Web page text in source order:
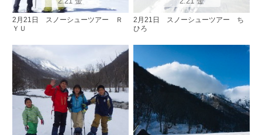
2月21日 スノーシューツアー Ｒ
ＹＵ
2月21日 スノーシューツアー ち
ひろ